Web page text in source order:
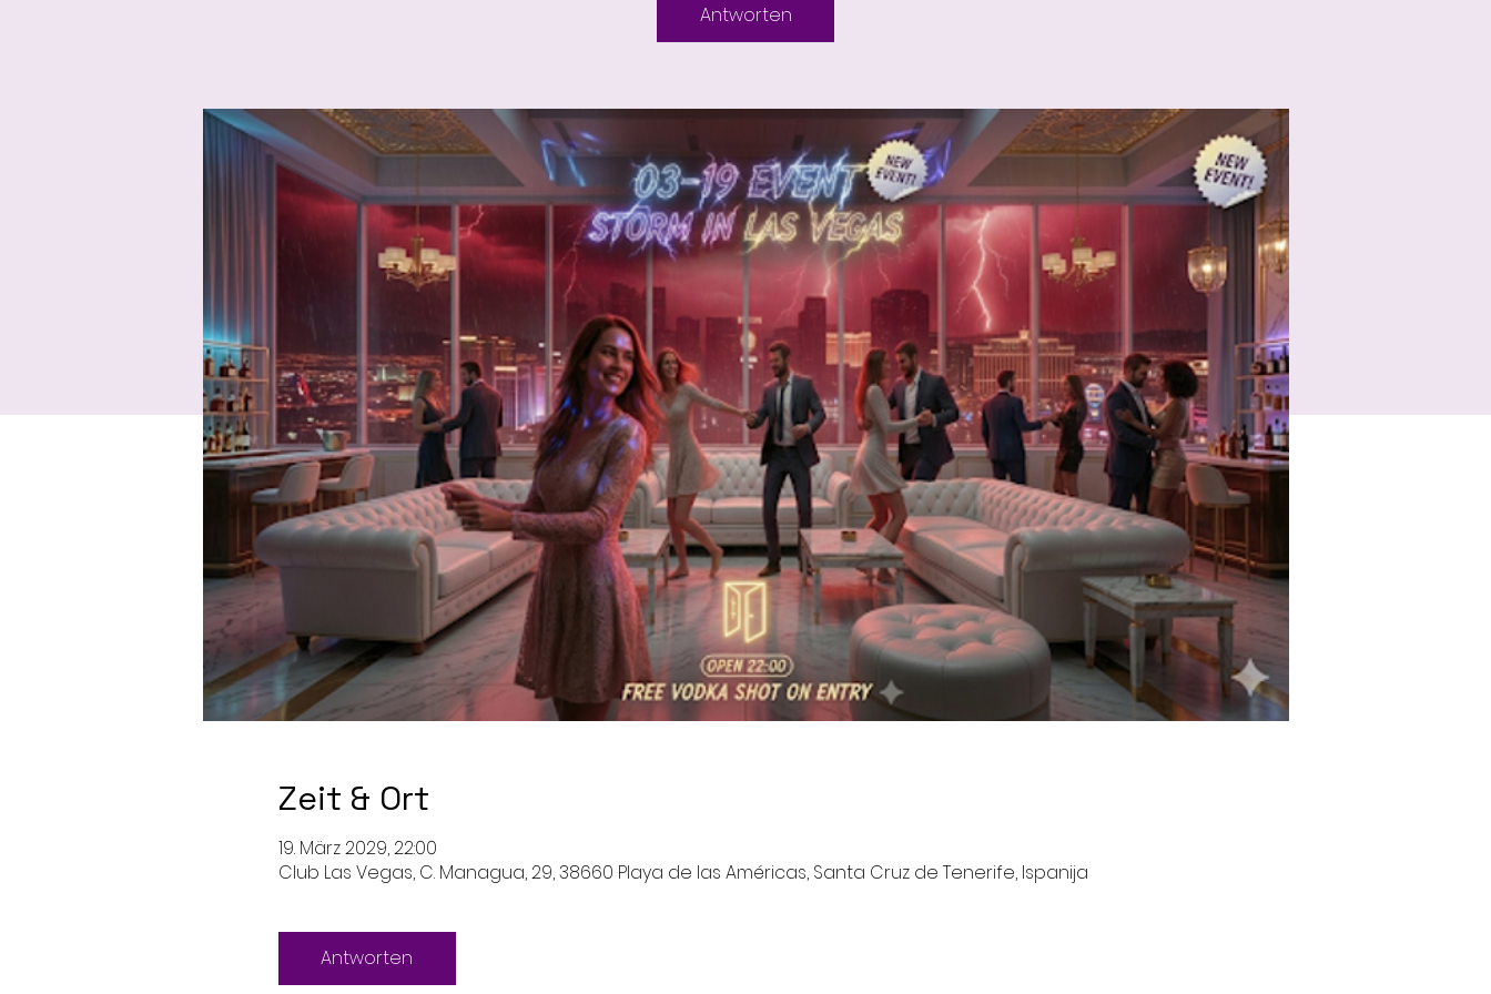
Antworten
Zeit & Ort
19. März 2029, 22:00
Club Las Vegas, C. Managua, 29, 38660 Playa de las Américas, Santa Cruz de Tenerife, Ispanija
Antworten